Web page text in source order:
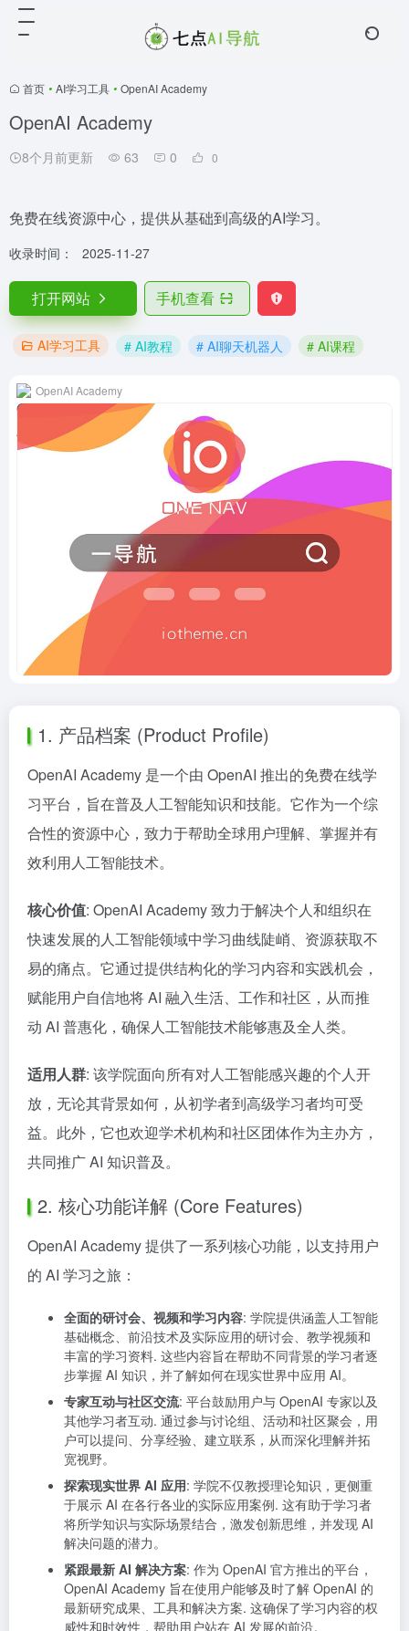
首页 • AI学习工具 • OpenAI Academy
OpenAI Academy
8个月前更新 63 0 0
免费在线资源中心，提供从基础到高级的AI学习。
收录时间： 2025-11-27
打开网站 手机查看
AI学习工具 # AI教程 # AI聊天机器人 # AI课程
OpenAI Academy
1. 产品档案 (Product Profile)
OpenAI Academy 是一个由 OpenAI 推出的免费在线学
习平台，旨在普及人工智能知识和技能。它作为一个综
合性的资源中心，致力于帮助全球用户理解、掌握并有
效利用人工智能技术。
核心价值: OpenAI Academy 致力于解决个人和组织在
快速发展的人工智能领域中学习曲线陡峭、资源获取不
易的痛点。它通过提供结构化的学习内容和实践机会，
赋能用户自信地将 AI 融入生活、工作和社区，从而推
动 AI 普惠化，确保人工智能技术能够惠及全人类。
适用人群: 该学院面向所有对人工智能感兴趣的个人开
放，无论其背景如何，从初学者到高级学习者均可受
益。此外，它也欢迎学术机构和社区团体作为主办方，
共同推广 AI 知识普及。
2. 核心功能详解 (Core Features)
OpenAI Academy 提供了一系列核心功能，以支持用户
的 AI 学习之旅：
全面的研讨会、视频和学习内容: 学院提供涵盖人工智能
基础概念、前沿技术及实际应用的研讨会、教学视频和
丰富的学习资料. 这些内容旨在帮助不同背景的学习者逐
步掌握 AI 知识，并了解如何在现实世界中应用 AI。
专家互动与社区交流: 平台鼓励用户与 OpenAI 专家以及
其他学习者互动. 通过参与讨论组、活动和社区聚会，用
户可以提问、分享经验、建立联系，从而深化理解并拓
宽视野。
探索现实世界 AI 应用: 学院不仅教授理论知识，更侧重
于展示 AI 在各行各业的实际应用案例. 这有助于学习者
将所学知识与实际场景结合，激发创新思维，并发现 AI
解决问题的潜力。
紧跟最新 AI 解决方案: 作为 OpenAI 官方推出的平台，
OpenAI Academy 旨在使用户能够及时了解 OpenAI 的
最新研究成果、工具和解决方案. 这确保了学习内容的权
威性和时效性，帮助用户站在 AI 发展的前沿。